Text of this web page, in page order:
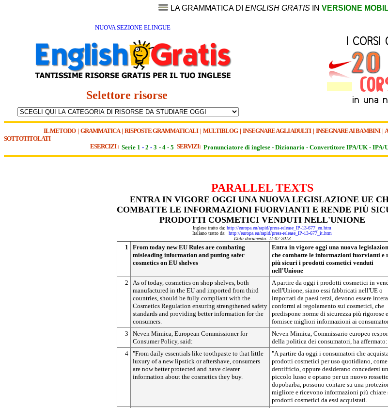
LA GRAMMATICA DI ENGLISH GRATIS IN VERSIONE
NUOVA SEZIONE ELINGUE
Selettore risorse
IL METODO| GRAMMATICA| RISPOSTE GRAMMATICALI| MULTIBLOG| INSEGNARE AGLI ADULTI | INSEGNARE AI BAMBINI|
SOTTOTITOLATI
ESERCIZI : Serie 1 - 2 - 3 - 4 - 5 SERVIZI: Pronunciatore di inglese - Dizionario - Convertitore IPA/UK - IPA/
PARALLEL TEXTS
ENTRA IN VIGORE OGGI UNA NUOVA LEGISLAZIONE UE
COMBATTE LE INFORMAZIONI FUORVIANTI E RENDE PIÙ
PRODOTTI COSMETICI VENDUTI NELL'UNIONE
Inglese tratto da: http://europa.eu/rapid/press-release_IP-13-677_en.htm
Italiano tratto da: http://europa.eu/rapid/press-release_IP-13-677_it.htm
Data documento: 11-07-2013
1
From today new EU Rules are combating
misleading information and putting safer
cosmetics on EU shelves
Entra in vigore oggi una nuova
che combatte le informazioni fuorvianti e
più sicuri i prodotti cosmetici venduti
nell'Unione
2
As of today, cosmetics on shop shelves, both
manufactured in the EU and imported from third
countries, should be fully compliant with the
Cosmetics Regulation ensuring strengthened safety
standards and providing better information for the
consumers.
A partire da oggi i prodotti cosmetici in
nell'Unione, siano essi fabbricati nell'UE o
importati da paesi terzi, devono essere
conformi al regolamento sui cosmetici, che
predispone norme di sicurezza più rigorose e
fornisce migliori informazioni ai
3
Neven Mimica, European Commissioner for
Consumer Policy, said:
Neven Mimica, Commissario europeo
della politica dei consumatori, ha affermato:
4 "From daily essentials like toothpaste to that little
luxury of a new lipstick or aftershave, consumers
are now better protected and have clearer
information about the cosmetics they buy.
"A partire da oggi i consumatori che
prodotti cosmetici per uso quotidiano,
dentifricio, oppure desiderano concedersi un
piccolo lusso e optano per un nuovo
dopobarba, possono contare su una
migliore e ricevono informazioni più chiare
prodotti cosmetici da essi acquistati.